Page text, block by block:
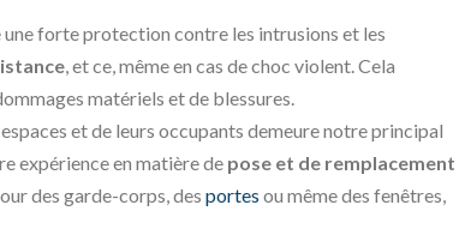
forte protection contre les intrusions et les
, et ce, même en cas de choc violent. Cela
matériels et de blessures.
et de leurs occupants demeure notre principal
expérience en matière de pose et de remplacement
des garde-corps, desportes ou même des fenêtres,